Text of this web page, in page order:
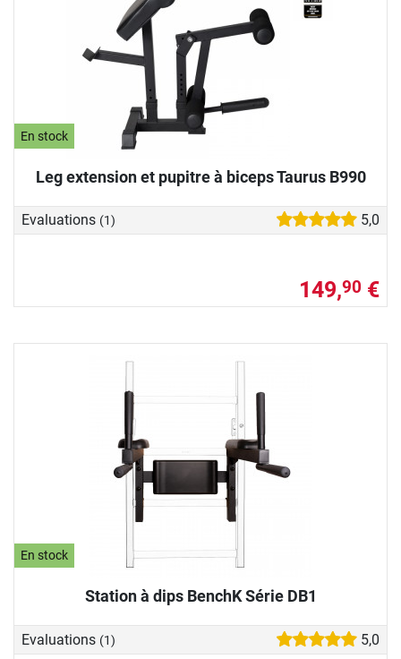
En stock
Leg extension et pupitre à biceps Taurus B990
Evaluations (1) 5,0
149,90 €
En stock
Station à dips BenchK Série DB1
Evaluations (1) 5,0